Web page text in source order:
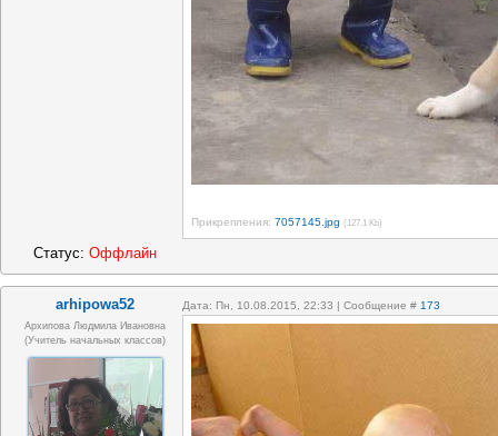
Прикрепления: 7057145.jpg (127.1 Kb)
Статус: Оффлайн
arhipowa52 Дата: Пн, 10.08.2015, 22:33 | Сообщение # 173
Архипова Людмила Ивановна
(учитель начальных классов)